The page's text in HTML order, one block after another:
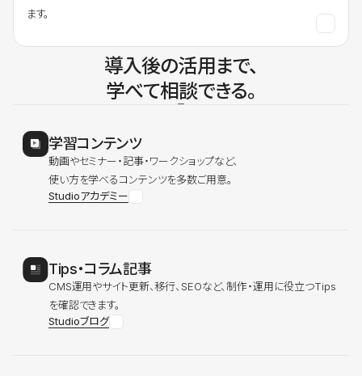
ます。
導入後の活用まで、
学べて相談できる。
学習コンテンツ
動画やセミナー・記事・ワークショップなど、
使い方を学べるコンテンツを多数ご用意。
Studioアカデミー
Tips・コラム記事
CMS運用やサイト更新、移行、SEOなど、制作・運用に役立つTips
を確認できます。
Studioブログ